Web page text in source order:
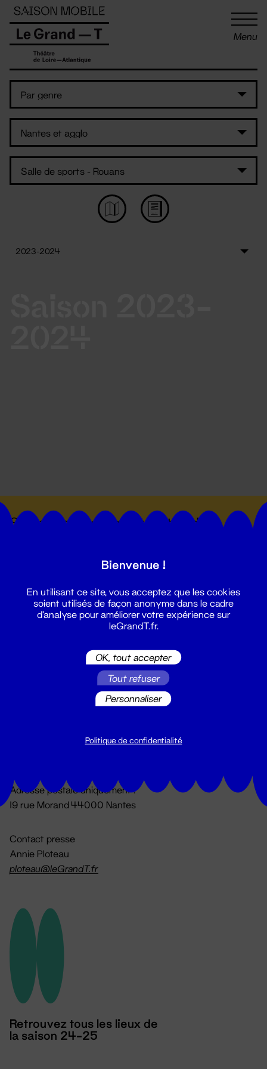
Menu
Suivez toutes les actualités du
Du lundi au vendredi 14h → 18h
Adresse postale uniquement :
19 rue Morand 44000 Nantes
Contact presse
Annie Ploteau
ploteau@leGrandT.fr
Retrouvez tous les lieux de
la saison 24-25
Panneau de gestion des cookies
Bienvenue !
En utilisant ce site, vous acceptez que les cookies
soient utilisés de façon anonyme dans le cadre
d'analyse pour améliorer votre expérience sur
leGrandT.fr.
OK, tout accepter
Tout refuser
Personnaliser
Politique de confidentialité